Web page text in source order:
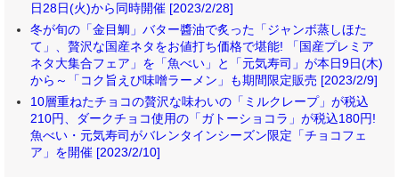
日28日(火)から同時開催 [2023/2/28]
冬が旬の「金目鯛」バター醬油で炙った「ジャンボ蒸しほた
て」、贅沢な国産ネタをお値打ち価格で堪能! 「国産プレミア
ネタ大集合フェア」を「魚べい」と「元気寿司」が本日9日(木)
から～「コク旨えび味噌ラーメン」も期間限定販売 [2023/2/9]
10層重ねたチョコの贅沢な味わいの「ミルクレープ」が税込
210円、ダークチョコ使用の「ガトーショコラ」が税込180円!
魚べい・元気寿司がバレンタインシーズン限定「チョコフェ
ア」を開催 [2023/2/10]